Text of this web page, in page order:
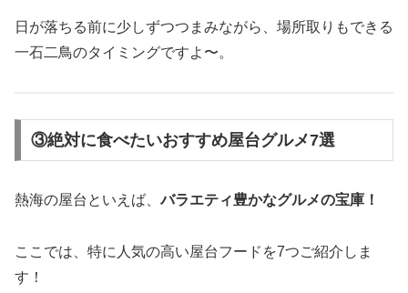
日が落ちる前に少しずつつまみながら、場所取りもできる
一石二鳥のタイミングですよ〜。
③絶対に食べたいおすすめ屋台グルメ7選
熱海の屋台といえば、バラエティ豊かなグルメの宝庫！
ここでは、特に人気の高い屋台フードを7つご紹介しま
す！